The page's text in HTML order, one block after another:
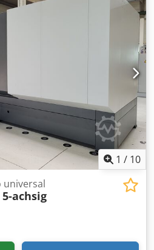
1 / 10
universal
5-achsig